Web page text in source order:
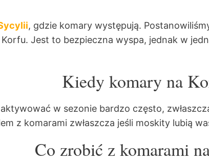
, gdzie komary występują.
Jest to bezpieczna wyspa, jednak w
Kiedy komary na
w sezonie bardzo często,
z komarami zwłaszcza jeśli moskity lubią
Co zrobić z komarami